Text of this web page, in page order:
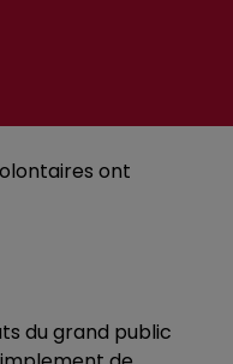
ont
du grand public